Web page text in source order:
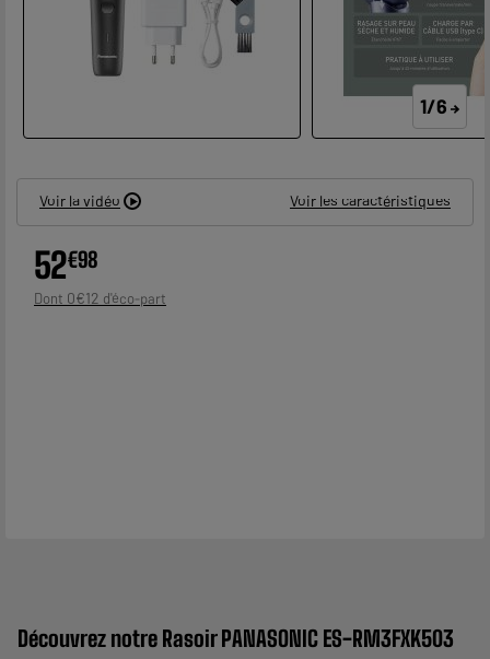
1/6
Voir la vidéo Voir les caractéristiques
52€98
Dont 0€12
Découvrez notre Rasoir PANASONIC ES-RM3FXK503